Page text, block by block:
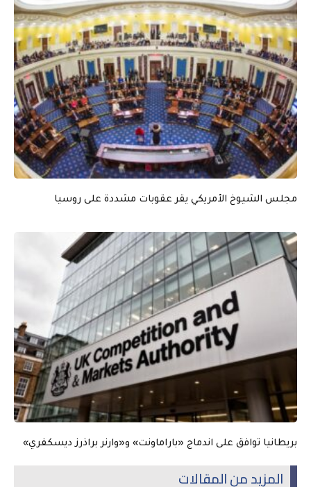
مجلس الشيوخ الأمريكي يقر عقوبات مشددة على روسيا
بريطانيا توافق على اندماج «باراماونت» و«وارنر براذرز ديسكفري»
المزيد من المقالات